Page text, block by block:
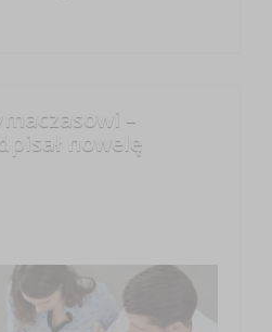
–
nowelę